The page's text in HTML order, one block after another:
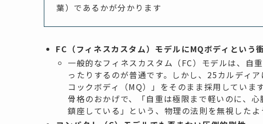
葉）であるかが分かります
FC（フィネスカスタム）モデルにMQボディという
一般的なフィネスカスタム（FC）モデルは、自
ったりするのが普通です。しかし、25カルディ
コックボディ（MQ）」をそのまま採用していま
骨格のおかげで、「自重は極限まで軽いのに、
鎮座している」という、物理の法則を無視したよ